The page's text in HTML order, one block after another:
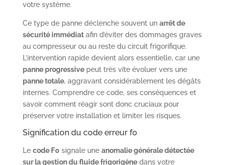
votre système.
Ce type de panne déclenche souvent un arrêt de
sécurité immédiatafin d’éviter des dommages graves
au compresseur ou au reste du circuit frigorifique.
L’intervention rapide devient alors essentielle, car une
panne progressivepeut très vite évoluer vers une
panne totale, aggravant considérablement les dégâts
internes. Comprendre ce code, ses conséquences et
savoir comment réagir sont donc cruciaux pour
préserver votre installation et limiter les risques.
Signification du code erreur f0
Le code F0 signale une anomalie générale détectée
sur la gestion du fluide frigorigènedans votre